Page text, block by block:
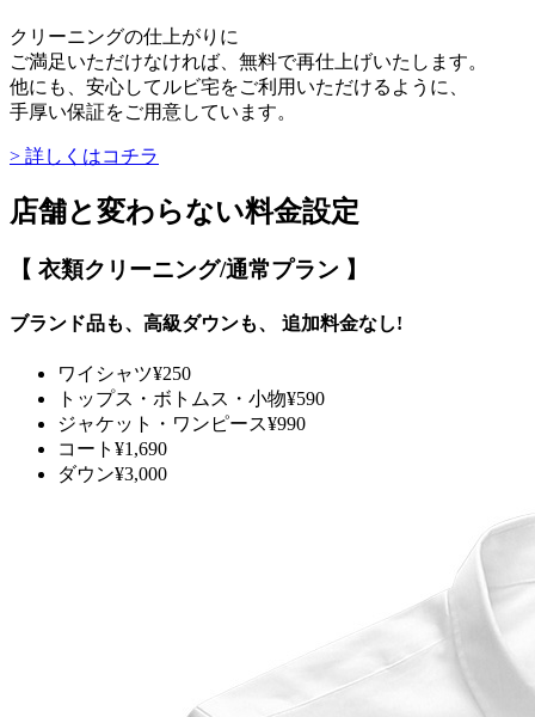
クリーニングの仕上がりに
ご満足いただけなければ、無料で再仕上げいたします。
他にも、安心してルビ宅をご利用いただけるように、
手厚い保証をご用意しています。
> 詳しくはコチラ
店舗と変わらない料金設定
【 衣類クリーニング/通常プラン 】
ブランド品も、高級ダウンも、 追加料金なし!
ワイシャツ¥250
トップス・ボトムス・小物¥590
ジャケット・ワンピース¥990
コート ¥1,690
ダウン¥3,000